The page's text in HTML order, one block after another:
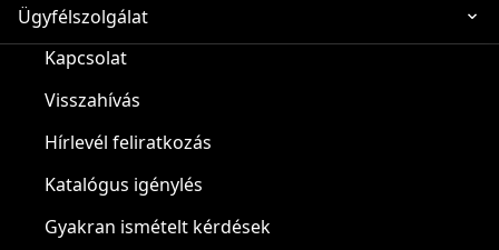
Ügyfélszolgálat
Kapcsolat
Visszahívás
Hírlevél feliratkozás
Katalógus igénylés
Gyakran ismételt kérdések